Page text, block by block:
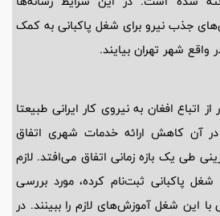
جذب نیرو برای شغل پاکبانی به کمک
شهر تهران بیایند.
اتباع افغان به نیروی کار ایرانی طبیعتا
آن کاهش ارائه خدمات شهری اتفاق
طی یک بازه زمانی اتفاق می‌افتد. لازم
پاکبانی ثبت‌نام کرده، مورد بررسی
این شغل آموزش‌های لازم را ببینند. در